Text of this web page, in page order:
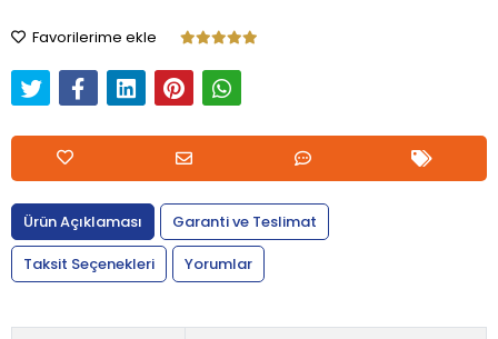
Favorilerime ekle
Ürün Açıklaması
Garanti ve Teslimat
Taksit Seçenekleri
Yorumlar